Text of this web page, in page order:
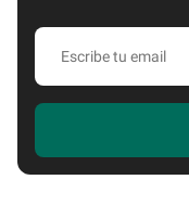
Escribe
email